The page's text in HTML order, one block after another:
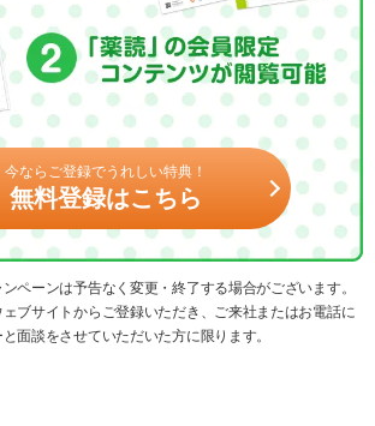
今ならご登録でうれしい特典！
無料登録はこちら
ペーンは予告なく変更・終了する場合がございます。
ブサイトからご登録いただき、ご来社またはお電話に
面談をさせていただいた方に限ります。